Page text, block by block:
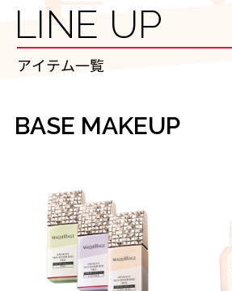
LINE UP
アイテム一覧
BASE MAKEUP